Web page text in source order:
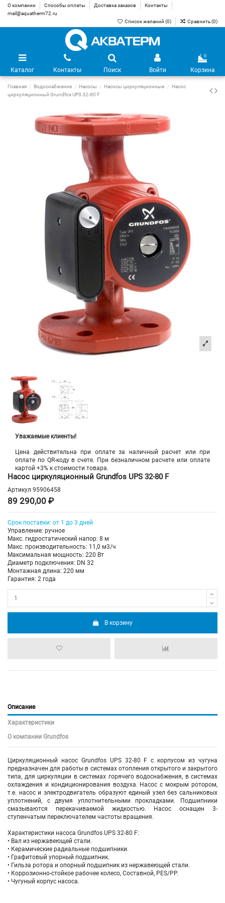
О компании Способы оплаты Доставка заказов
Контакты
mail@aquatherm72.ru
Список желаний (0) Сравнить (0)
Каталог Контакты Поиск Войти
0
Корзина
Главная Водоснабжение Насосы Насосы циркуляционные
Насос
циркуляционный Grundfos UPS 32-80 F
Уважаемые клиенты!
Цена действительна при оплате за наличный расчет или при
оплате по QR-коду в счете. При безналичном расчете или оплате
картой +3% к стоимости товара.
Насос циркуляционный Grundfos UPS 32-80 F
Артикул 95906458
89 290,00 ₽
Срок поставки: от 1 до 3 дней
Управление: ручное
Макс. гидростатический напор: 8 м
Макс. производительность: 11,0 м3/ч
Максимальная мощность: 220 Вт
Диаметр подключения: DN 32
Монтажная длина: 220 мм
Гарантия: 2 года
В корзину
Описание
Характеристики
О компании Grundfos
Циркуляционный насос Grundfos UPS 32-80 F с корпусом из чугуна
предназначен для работы в системах отопления открытого и закрытого
типа, для циркуляции в системах горячего водоснабжения, в системах
охлаждения и кондиционирования воздуха. Насос с мокрым ротором,
т.е. насос и электродвигатель образуют единый узел без сальниковых
уплотнений, с двумя уплотнительными прокладками. Подшипники
смазываются перекачиваемой жидкостью. Насос оснащен 3-
ступенчатым переключателем частоты вращения.
Характеристики насоса Grundfos UPS 32-80 F:
• Вал из нержавеющей стали.
• Керамические радиальные подшипники.
• Графитовый упорный подшипник.
• Гильза ротора и опорный подшипник из нержавеющей стали.
• Коррозионно-стойкое рабочее колесо, Составной, PES/PP.
• Чугуный корпус насоса.